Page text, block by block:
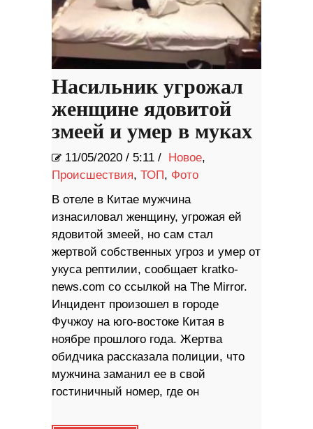
Насильник угрожал
женщине ядовитой
змеей и умер в муках
11/05/2020 / 5:11 / Новое,
Происшествия, ТОП, Фото
В отеле в Китае мужчина
изнасиловал женщину, угрожая ей
ядовитой змеей, но сам стал
жертвой собственных угроз и умер от
укуса рептилии, сообщает kratko-
news.com со ссылкой на The Mirror.
Инцидент произошел в городе
Фучжоу на юго-востоке Китая в
ноябре прошлого года. Жертва
обидчика рассказала полиции, что
мужчина заманил ее в свой
гостиничный номер, где он